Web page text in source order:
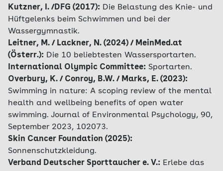
Kutzner, I. /DFG (2017): Die Belastung des Knie- und
Hüftgelenks beim Schwimmen und bei der
Wassergymnastik.
Leitner, M. / Lackner, N. (2024) / MeinMed.at
(Österr.): Die 10 beliebtesten Wassersportarten.
International Olympic Committee: Sportarten.
Overbury, K. / Conroy, B.W. / Marks, E. (2023):
Swimming in nature: A scoping review of the mental
health and wellbeing benefits of open water
swimming. Journal of Environmental Psychology, 90,
September 2023, 102073.
Skin Cancer Foundation (2025):
Sonnenschutzkleidung.
Verband Deutscher Sporttaucher e. V.: Erlebe das